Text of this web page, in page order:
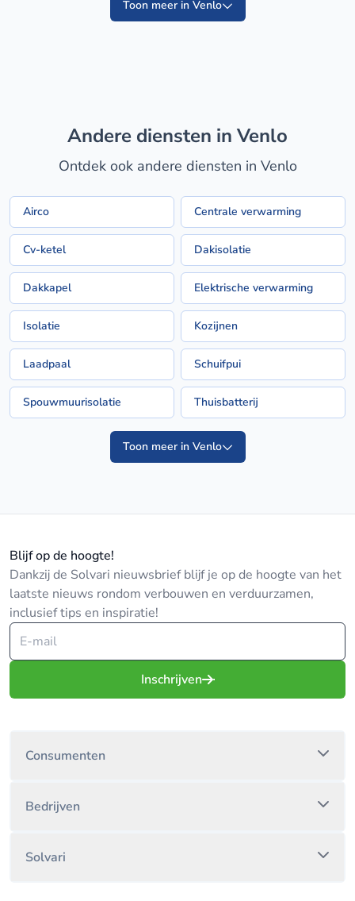
Toon meer in Venlo
Andere diensten in Venlo
Ontdek ook andere diensten in Venlo
Airco Centrale verwarming
Cv-ketel Dakisolatie
Dakkapel Elektrische verwarming
Isolatie Kozijnen
Laadpaal Schuifpui
Spouwmuurisolatie Thuisbatterij
Toon meer in Venlo
Blijf op de hoogte!
Dankzij de Solvari nieuwsbrief blijf je op de hoogte van het
laatste nieuws rondom verbouwen en verduurzamen,
inclusief tips en inspiratie!
Inschrijven
Consumenten
Bedrijven
Solvari